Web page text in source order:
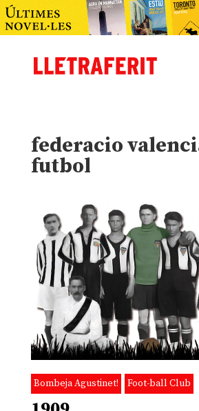
federacio
futbol
Bombeja Agustinet! Foot-ball Club